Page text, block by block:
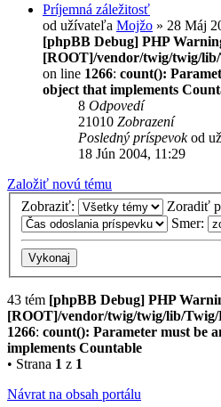
Príjemná záležitosť
od užívateľa Mojžo » 28 Máj
[phpBB Debug] PHP
[ROOT]/vendor/twig/twig/
on line 1266: count():
object that implements
8 Odpovedí
21010 Zobrazení
Posledný príspevokod
18 Jún 2004, 11:29
Založiť novú tému
Zobraziť:
Zoradiť
Smer:
43 tém [phpBB Debug] PHP
[ROOT]/vendor/twig/twig/lib/
1266: count(): Parameter must be
implements Countable
• Strana 1 z 1
Návrat na obsah portálu